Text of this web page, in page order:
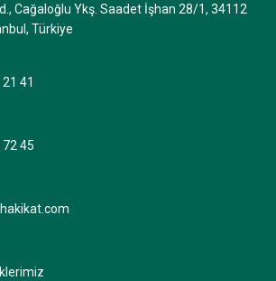
Cağaloğlu Ykş. Saadet İşhan 28/1, 34112
Türkiye
41
45